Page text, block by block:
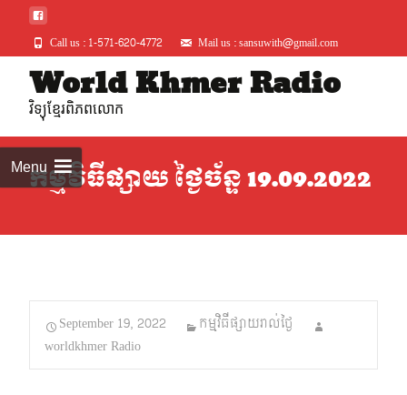
Call us : 1-571-620-4772 Mail us : sansuwith@gmail.com
World Khmer Radio
វិទ្យុខ្មែរពិភពលោក
Menuកម្មវិធីផ្សាយ ថ្ងៃច័ន្ទ 19.09.2022
September 19, 2022
កម្មវិធីផ្សាយរាល់ថ្ងៃ
worldkhmer Radio